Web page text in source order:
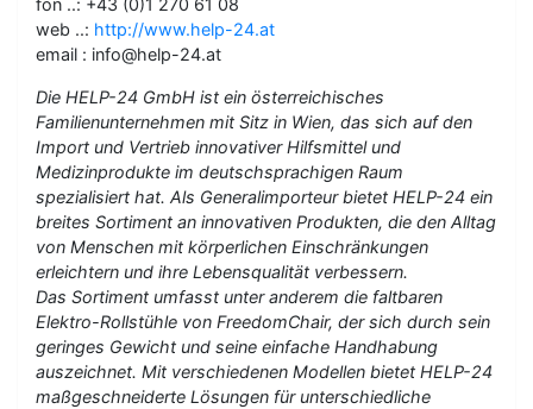
web ..: http://www.help-24.at
email : info@help-24.at
Die HELP-24 GmbH ist ein österreichisches
Familienunternehmen mit Sitz in Wien, das sich auf den
Import und Vertrieb innovativer Hilfsmittel und
Medizinprodukte im deutschsprachigen Raum
spezialisiert hat. Als Generalimporteur bietet HELP-24 ein
breites Sortiment an innovativen Produkten, die den Alltag
von Menschen mit körperlichen Einschränkungen
erleichtern und ihre Lebensqualität verbessern.
Das Sortiment umfasst unter anderem die faltbaren
Elektro-Rollstühle von FreedomChair, der sich durch sein
geringes Gewicht und seine einfache Handhabung
auszeichnet. Mit verschiedenen Modellen bietet HELP-24
maßgeschneiderte Lösungen für unterschiedliche